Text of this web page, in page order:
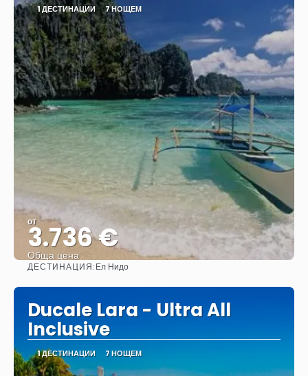
1 ДЕСТИНАЦИИ 7 НОЩЕМ
от
3.736 €
Обща цена
ДЕСТИНАЦИЯ:Ел Нидо
Ducale Lara - Ultra All
Inclusive
1 ДЕСТИНАЦИИ 7 НОЩЕМ